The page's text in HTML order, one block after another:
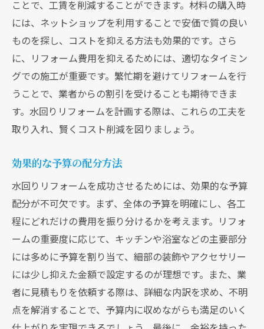
ことで、工賃を削減することができます。材料の購入時
には、ネットショップを利用することで安価で質の良い
ものを探し、コストを抑える方法も効果的です。さら
に、リフォーム費用を抑えるためには、適切なタイミン
グでの施工が重要です。繁忙期を避けてリフォームを行
うことで、業者からの割引を受けることも期待できま
す。水回りリフォームを計画する際は、これらの工夫を
取り入れ、賢くコスト削減を図りましょう。
効果的な予算の配分方法
水回りリフォームを成功させるためには、効果的な予算
配分が不可欠です。まず、全体の予算を明確にし、各工
程にどれだけの費用を振り分けるかを考えます。リフォ
ームの重要度に応じて、キッチンや浴室などの主要部分
には多めに予算を割り当て、細部の装飾やアクセサリー
には少し抑えた金額で設定するのが理想です。また、業
者に見積もりを依頼する際は、詳細な内訳を求め、不明
点を解消することで、予算内に収めながらも満足のいく